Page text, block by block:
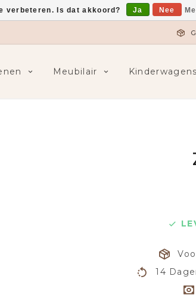
Meubilair Kinderwagens
14
verbeteren. Is dat akkoord? Ja Nee